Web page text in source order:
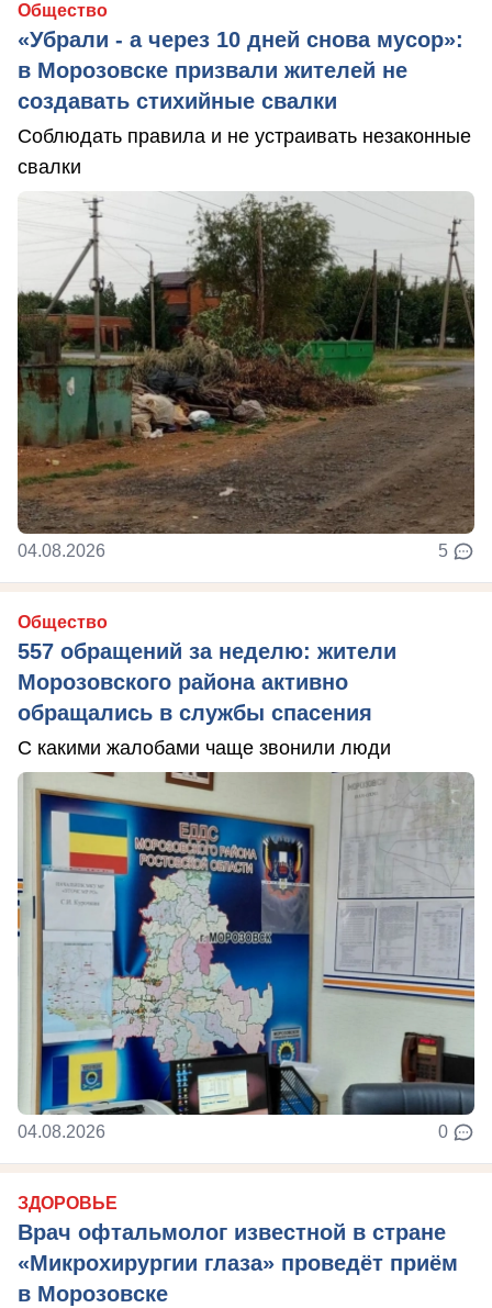
Общество
«Убрали - а через 10 дней снова мусор»:
в Морозовске призвали жителей не
создавать стихийные свалки
Соблюдать правила и не устраивать незаконные
свалки
04.08.2026 5
Общество
557 обращений за неделю: жители
Морозовского района активно
обращались в службы спасения
С какими жалобами чаще звонили люди
04.08.2026 0
ЗДОРОВЬЕ
Врач офтальмолог известной в стране
«Микрохирургии глаза» проведёт приём
в Морозовске